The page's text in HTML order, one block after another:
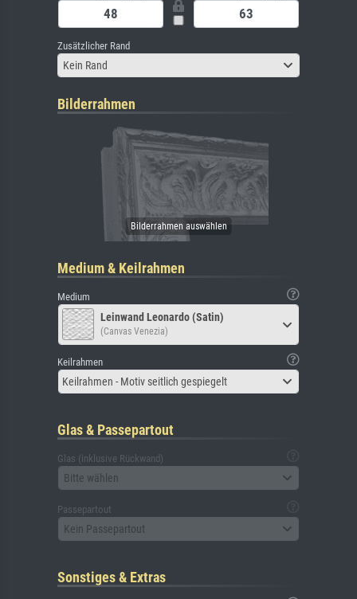
Zusätzlicher Rand
Kein Rand
Bilderrahmen
Medium & Keilrahmen
Medium
Leinwand Leonardo (Satin)
(Canvas Venezia)
Keilrahmen
Keilrahmen - Motiv seitlich gespiegelt
Glas & Passepartout
Glas (inklusive Rückwand)
Bitte wählen
Passepartout
Kein Passepartout
Sonstiges & Extras